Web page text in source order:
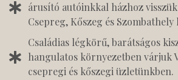
árusító autóinkkal házhoz
Csepreg, Kőszeg és
Családias légkörű, barátságos
hangulatos környezetben várjuk
csepregi és kőszegi üzletünkben.